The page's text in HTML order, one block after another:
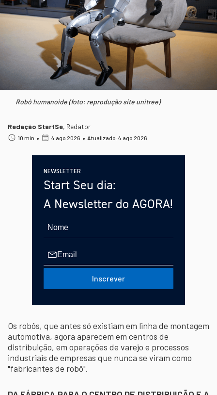
Robô humanoide (foto: reprodução site unitree)
Redação StartSe, Redator
10 min • 4 ago 2026 • Atualizado: 4 ago 2026
NEWSLETTER
Start Seu dia:
A Newsletter do AGORA!
Inscrever
Os robôs, que antes só existiam em linha de montagem
automotiva, agora aparecem em centros de
distribuição, em operações de varejo e processos
industriais de empresas que nunca se viram como
"fabricantes de robô".